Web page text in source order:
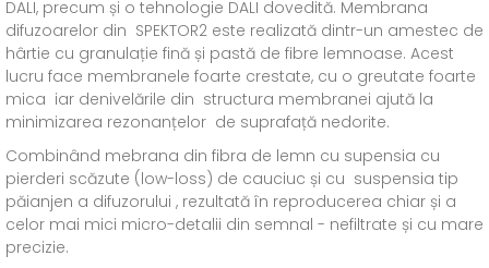
DALI, precum și o tehnologie DALI dovedită. Membrana
difuzoarelor din SPEKTOR2 este realizată dintr-un amestec de
hârtie cu granulație fină și pastă de fibre lemnoase. Acest
lucru face membranele foarte crestate, cu o greutate foarte
mica iar denivelările din structura membranei ajută la
minimizarea rezonanțelor de suprafață nedorite.
Combinând mebrana din fibra de lemn cu supensia cu
pierderi scăzute (low-loss) de cauciuc și cu suspensia tip
păianjen a difuzorului , rezultată în reproducerea chiar și a
celor mai mici micro-detalii din semnal - nefiltrate și cu mare
precizie.